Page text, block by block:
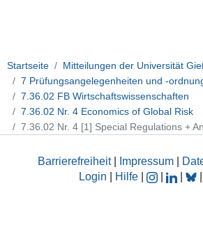
Startseite
Mitteilungen der Universität
7 Prüfungsangelegenheiten und -
7.36.02 FB Wirtschaftswissenschaften
7.36.02 Nr. 4 Economics of Global Risk
7.36.02 Nr. 4 [1] Special Regulations +
Barrierefreiheit| Impressum
Login
Hilfe